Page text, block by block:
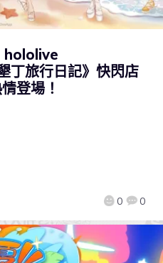
hololive
旅行日記》快閃店
登場！
0 0